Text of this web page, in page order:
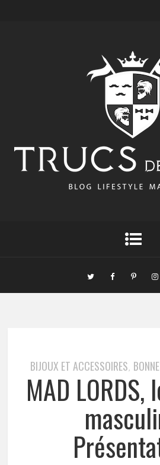
BIJOUX ET ACCESSOIRES,
MAD LORDS,